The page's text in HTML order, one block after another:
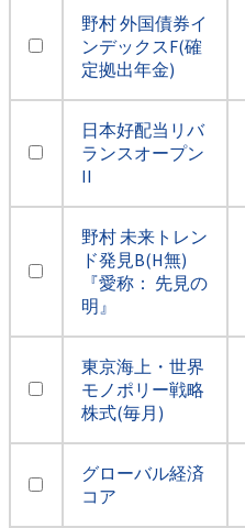
野村 外国債券イ
ンデックスF(確
定拠出年金)
日本好配当リバ
ランスオープン
II
野村 未来トレン
ド発見B(H無)
『愛称： 先見の
明』
東京海上・世界
モノポリー戦略
株式(毎月)
グローバル経済
コア